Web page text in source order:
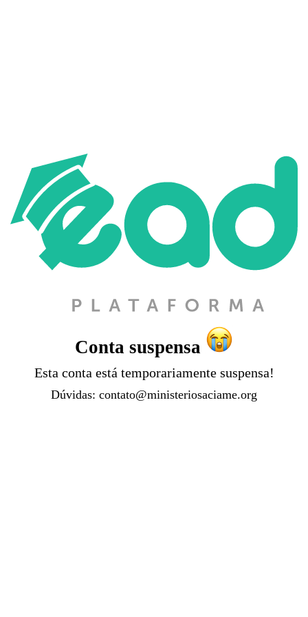
Conta suspensa
Esta conta está temporariamente suspensa!
Dúvidas: contato@ministeriosaciame.org